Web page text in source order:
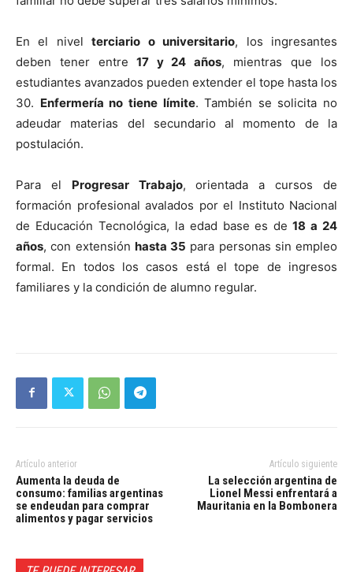
En el nivelterciario o universitario, los ingresantes
deben tener entre 17 y 24 años, mientras que los
estudiantes avanzados pueden extender el tope hasta los
30. Enfermería no tiene límite. También se solicita no
adeudar materias del secundario al momento de la
postulación.
Para el Progresar Trabajo, orientada a cursos de
formación profesional avalados por el Instituto Nacional
de Educación Tecnológica, la edad base es de 18 a 24
años, con extensión hasta 35 para personas sin empleo
formal. En todos los casos está el tope de ingresos
familiares y la condición de alumno regular.
Artículo anterior
Aumenta la deuda de
consumo: familias argentinas
se endeudan para comprar
alimentos y pagar servicios
Artículo siguiente
La selección argentina de
Lionel Messi enfrentará a
Mauritania en la Bombonera